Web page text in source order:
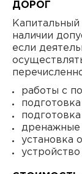
ДОРОГ
наличии
если
работы с
подготовка
дренажные
установка